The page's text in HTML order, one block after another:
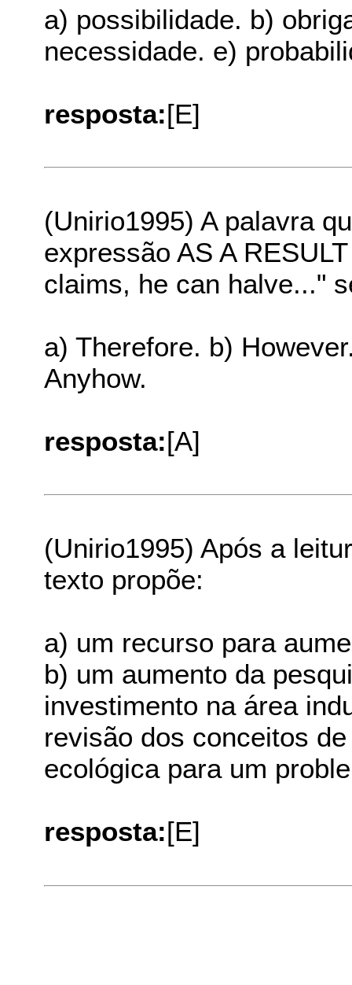
a) possibilidade. b)
necessidade. e)
resposta:[E]
(Unirio1995) A palavra
expressão AS A
claims, he can halve..."
a) Therefore. b)
Anyhow.
resposta:[A]
(Unirio1995) Após a
texto propõe:
a) um recurso para
b) um aumento da
investimento na área
revisão dos conceitos
ecológica para um
resposta:[E]